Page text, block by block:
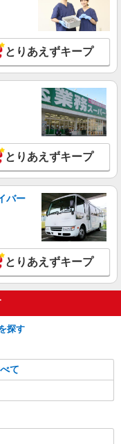
詳細を見る
収1万円超え×サ高住ス
＜日払い有/週払い有/交
む)＞
詳細を見る
）
円〜1812円
詳細を見る
円〜1812円
とりあえずキープ
とりあえずキープ
バー
とりあえずキープ
探す
て